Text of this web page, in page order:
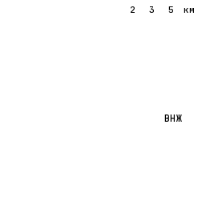
2 3 5 км
ВНЖ